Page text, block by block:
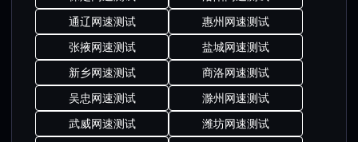
通辽网速测试
惠州网速测试
张掖网速测试
盐城网速测试
新乡网速测试
商洛网速测试
吴忠网速测试
滁州网速测试
武威网速测试
潍坊网速测试